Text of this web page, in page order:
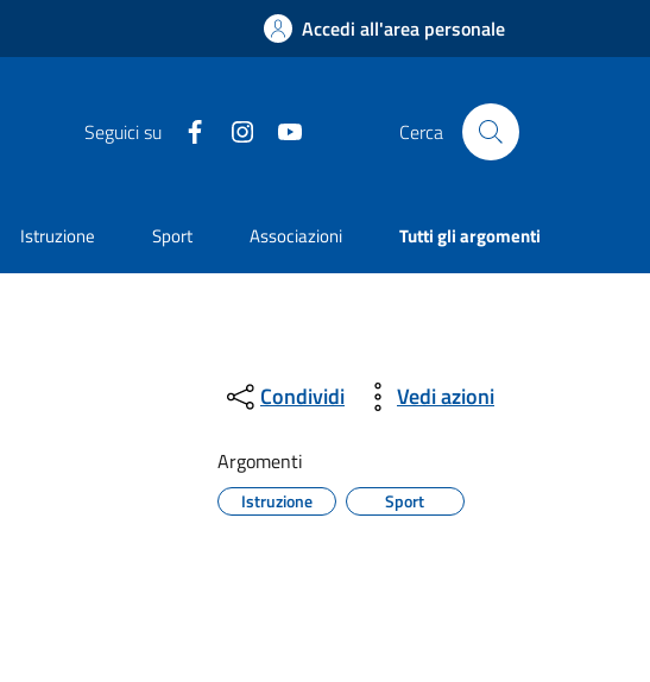
Accedi all'area personale
Seguici su Facebook Instagram Cerca
Istruzione Sport Associazioni Tutti gli argomenti
Condividi Vedi azioni
Argomenti
Istruzione Sport